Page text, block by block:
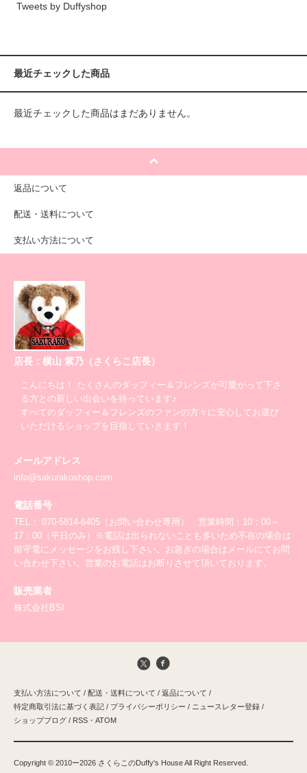
Tweets by Duffyshop
最近チェックした商品
最近チェックした商品はまだありません。
返品について
配送・送料について
支払い方法について
店長：横山 紫乃（さくらこ店長）
こんにちは！ たくさんのダッフィー＆フレンズが可愛がって下さ
る方との新しい出会いを待っています♪
すべてのダッフィー＆フレンズのファンの方々に安心してお選び
いただけるショップを目指していきます！
メールアドレス
info@sakurakoshop.com
電話番号
TEL： 070-5814-6405（お問い合わせ専用） 営業時間：10：00～
17：00（平日のみ）※電話は出られないことも多いため不在の場合は
留守電にメッセージをお残し下さい。お急ぎの場合はメールにてお問
い合わせ下さい。営業のお電話はお断りさせて頂いております。
販売業者
株式会社BSI
支払い方法について / 配送・送料について / 返品について /
特定商取引法に基づく表記 / プライバシーポリシー / ニュースレター登録 /
ショップブログ / RSS ・ ATOM
Copyright ©️ 2010ー2026 さくらこのDuffy's House All Right Reserved.